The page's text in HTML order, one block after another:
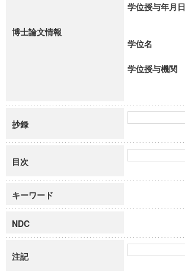
博士論文情報
学位授与年月日
学位名
学位授与機関
抄録
目次
キーワード
NDC
注記